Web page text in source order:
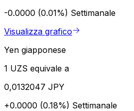
-0.0000 (0.01%) Settimanale
Visualizza grafico
Yen giapponese
1 UZS equivale a
0,0132047 JPY
+0.0000 (0.18%) Settimanale